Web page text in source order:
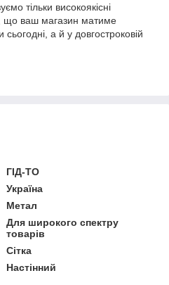
тільки високоякісні
що ваш магазин матиме
а й у довгостроковій
ГІД-ТО
Україна
Метал
Для широкого спектру
товарів
Сітка
Настінний